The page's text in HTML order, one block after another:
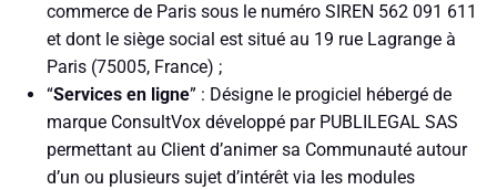
commerce de Paris sous le numéro SIREN 562 091 611
et dont le siège social est situé au 19 rue Lagrange à
Paris (75005, France) ;
“Services en ligne” : Désigne le progiciel hébergé de
marque ConsultVox développé par PUBLILEGAL SAS
permettant au Client d’animer sa Communauté autour
d’un ou plusieurs sujet d’intérêt via les modules